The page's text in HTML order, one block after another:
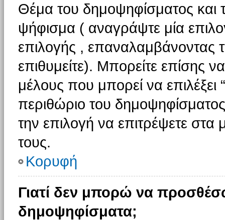
Θέμα του δημοψηφίσματος και
ψήφισμα ( αναγράψτε μία
επιλογής , επαναλαμβάνοντας
επιθυμείτε). Μπορείτε επίσης
μέλους που μπορεί να επιλέξει
περιθώριο του
την επιλογή να επιτρέψετε στα
τους.
Κορυφή
Γιατί δεν μπορώ να
δημοψηφίσματα;